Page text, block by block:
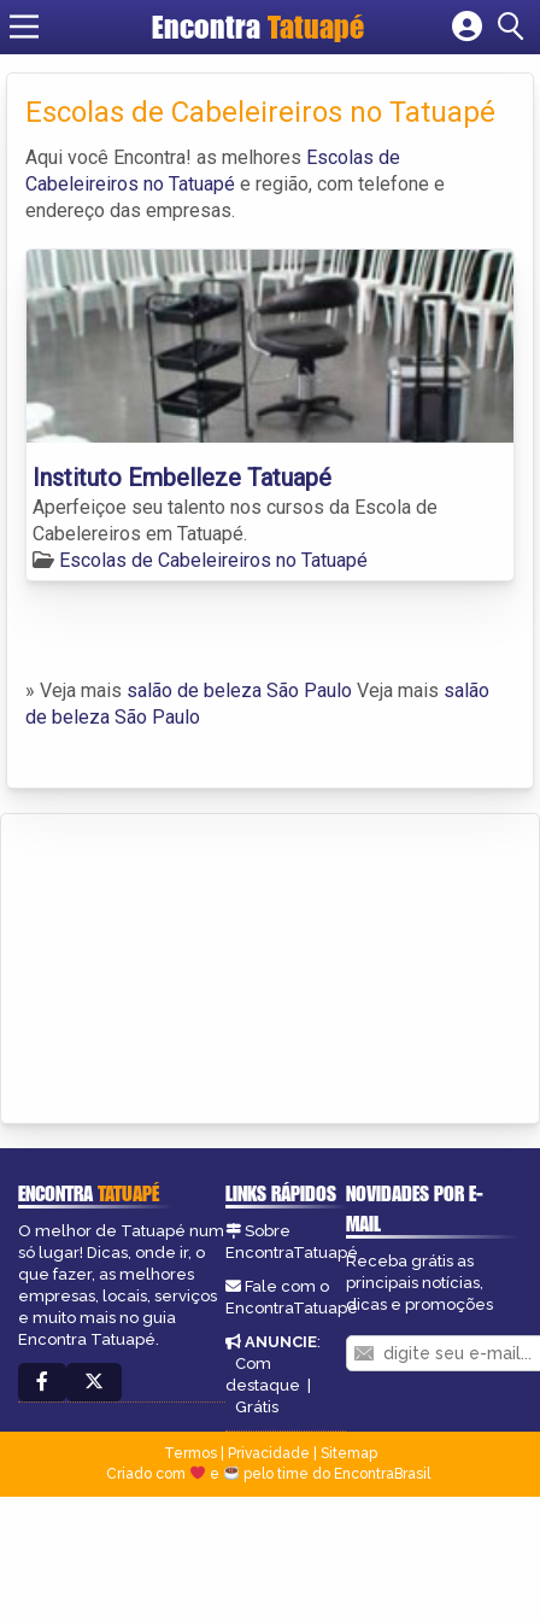
EncontraTatuapé
Cadastrar empresa
Criar conta
Escolas de Cabeleireiros no Tatuapé
Aqui você Encontra! as melhores Escolas de
Cabeleireiros no Tatuapé e região, com telefone e
endereço das empresas.
Instituto Embelleze Tatuapé
Aperfeiçoe seu talento nos cursos da Escola de
Cabelereiros em Tatuapé.
Escolas de Cabeleireiros no Tatuapé
» Veja mais salão de beleza São Paulo Veja mais salão
de beleza São Paulo
ENCONTRATATUAPÉ
O melhor de Tatuapé num
só lugar! Dicas, onde ir, o
que fazer, as melhores
empresas, locais, serviços
e muito mais no guia
Encontra Tatuapé.
LINKS RÁPIDOS
Sobre
EncontraTatuapé
Fale com o
EncontraTatuapé
ANUNCIE:
Com
destaque |
Grátis
NOVIDADES POR E-
MAIL
Receba grátis as
principais notícias,
dicas e promoções
Termos| Privacidade
Sitemap
Criado com
e pelo time do EncontraBrasil